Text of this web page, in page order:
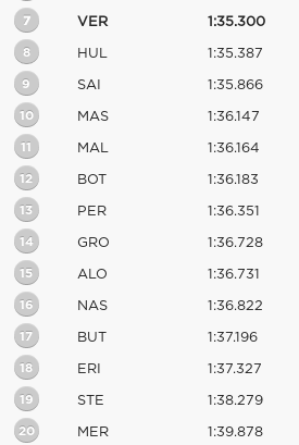
7 VER 1:35.300
8 HUL 1:35.387
9 SAI 1:35.866
10 MAS 1:36.147
11 MAL 1:36.164
12 BOT 1:36.183
13 PER 1:36.351
14 GRO 1:36.728
15 ALO 1:36.731
16 NAS 1:36.822
17 BUT 1:37.196
18 ERI 1:37.327
19 STE 1:38.279
20 MER 1:39.878